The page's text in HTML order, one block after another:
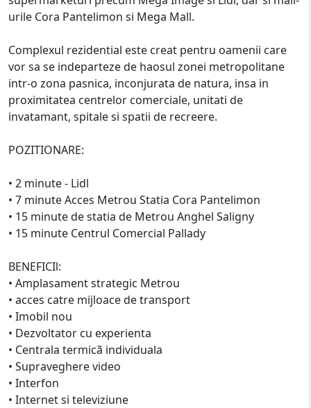
urile Cora Pantelimon si Mega Mall.
Complexul rezidential este creat pentru oamenii care
vor sa se indeparteze de haosul zonei metropolitane
intr-o zona pasnica, inconjurata de natura, insa in
proximitatea centrelor comerciale, unitati de
invatamant, spitale si spatii de recreere.
POZITIONARE:
• 2 minute - Lidl
• 7 minute Acces Metrou Statia Cora Pantelimon
• 15 minute de statia de Metrou Anghel Saligny
• 15 minute Centrul Comercial Pallady
BENEFICIl:
• Amplasament strategic Metrou
• acces catre mijloace de transport
• Imobil nou
• Dezvoltator cu experienta
• Centrala termicã individuala
• Supraveghere video
• Interfon
• Internet si televiziune